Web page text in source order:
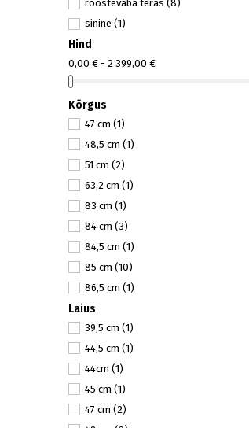
roostevaba teras (8)
sinine (1)
valge
Hind
0,00 € - 2 399,00 €
Kõrgus
47 cm (1)
48,5 cm (1)
51 cm (2)
63,2 cm (1)
83 cm (1)
84 cm (3)
84,5 cm (1)
85 cm (10)
86,5 cm (1)
143 cm
143,4 cm(1)
151 cm(1)
152,8 (1)
152,8 cm
167 cm(3)
Laius
39,5 cm (1)
44,5 cm (1)
44cm (1)
45 cm (1)
47 cm (2)